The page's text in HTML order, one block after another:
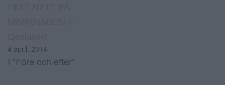
4 april, 2014
I ”Före och efter”